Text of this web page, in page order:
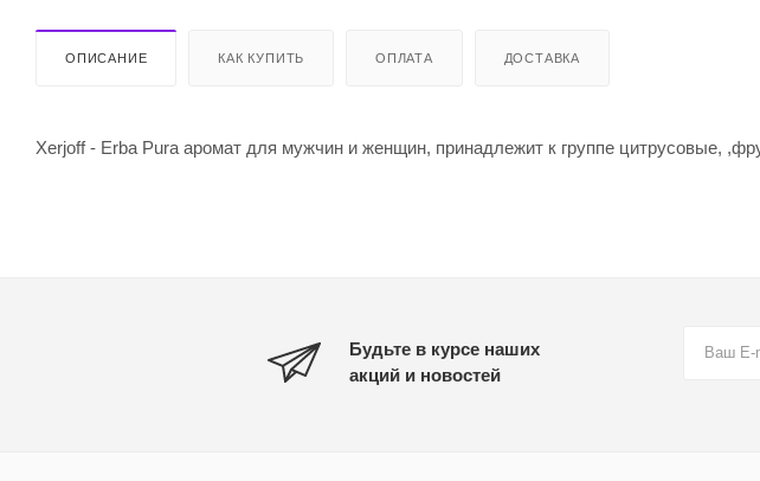
ОПИСАНИЕ КАК КУПИТЬ ОПЛАТА ДОСТАВКА
Xerjoff - Erba Pura аромат для мужчин и женщин, принадлежит к группе цитрусовые,
Будьте в курсе наших
акций и новостей